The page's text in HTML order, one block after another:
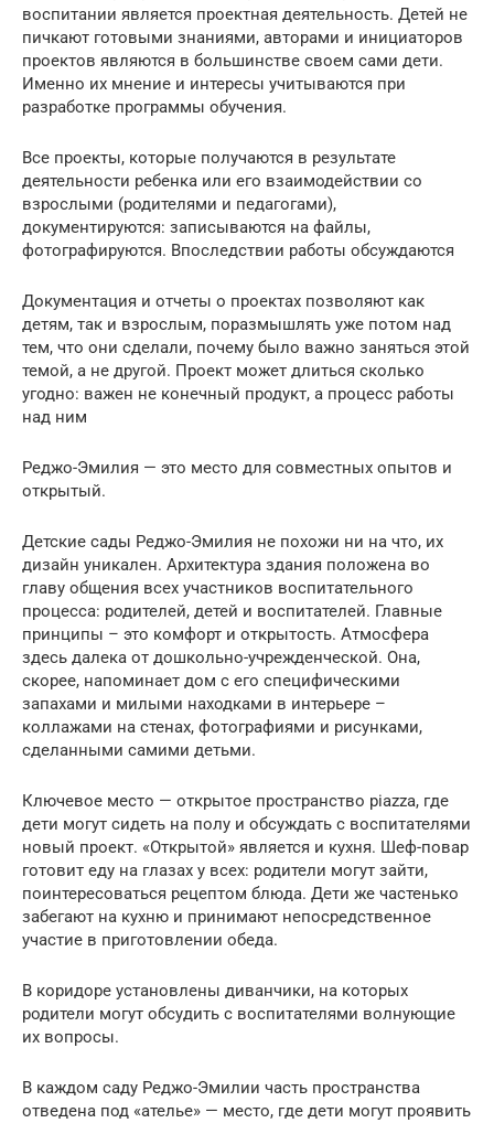
воспитании является проектная деятельность. Детей не
пичкают готовыми знаниями, авторами и инициаторов
проектов являются в большинстве своем сами дети.
Именно их мнение и интересы учитываются при
разработке программы обучения.
Все проекты, которые получаются в результате
деятельности ребенка или его взаимодействии со
взрослыми (родителями и педагогами),
документируются: записываются на файлы,
фотографируются. Впоследствии работы обсуждаются
Документация и отчеты о проектах позволяют как
детям, так и взрослым, поразмышлять уже потом над
тем, что они сделали, почему было важно заняться этой
темой, а не другой. Проект может длиться сколько
угодно: важен не конечный продукт, а процесс работы
над ним
Реджо-Эмилия — это место для совместных опытов и
открытый.
Детские сады Реджо-Эмилия не похожи ни на что, их
дизайн уникален. Архитектура здания положена во
главу общения всех участников воспитательного
процесса: родителей, детей и воспитателей. Главные
принципы – это комфорт и открытость. Атмосфера
здесь далека от дошкольно-учрежденческой. Она,
скорее, напоминает дом с его специфическими
запахами и милыми находками в интерьере –
коллажами на стенах, фотографиями и рисунками,
сделанными самими детьми.
Ключевое место — открытое пространство piazza, где
дети могут сидеть на полу и обсуждать с воспитателями
новый проект. «Открытой» является и кухня. Шеф-повар
готовит еду на глазах у всех: родители могут зайти,
поинтересоваться рецептом блюда. Дети же частенько
забегают на кухню и принимают непосредственное
участие в приготовлении обеда.
В коридоре установлены диванчики, на которых
родители могут обсудить с воспитателями волнующие
их вопросы.
В каждом саду Реджо-Эмилии часть пространства
отведена под «ателье» — место, где дети могут проявить